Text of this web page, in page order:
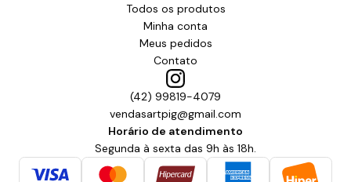
Todos os produtos
Minha conta
Meus pedidos
Contato
(42) 99819-4079
vendasartpig@gmail.com
Horário de atendimento
Segunda à sexta das 9h às 18h.